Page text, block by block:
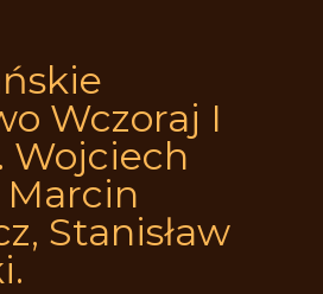
Wczoraj I
Wojciech
Marcin
Stanisław